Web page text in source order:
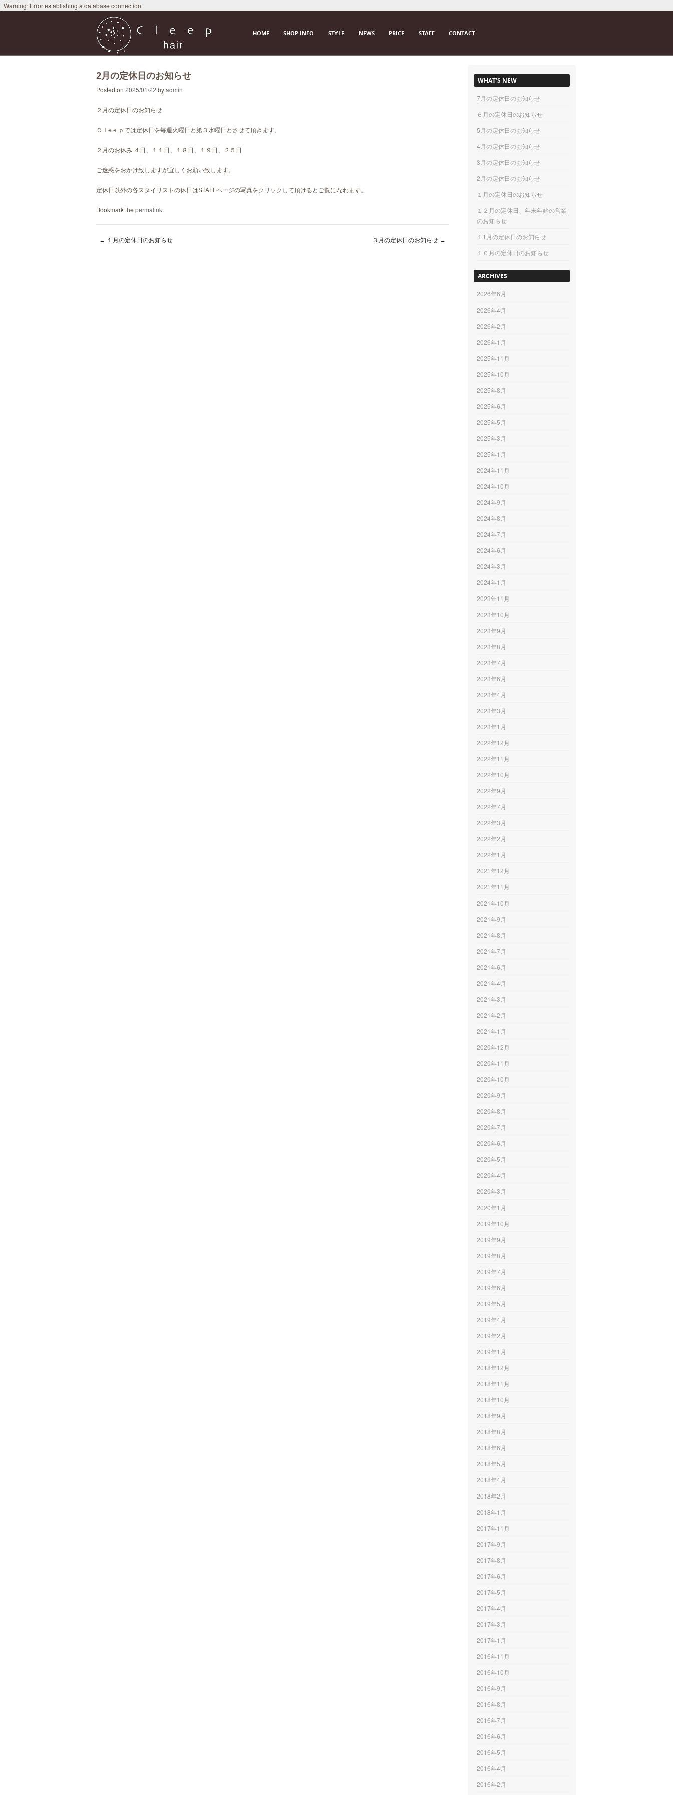
_Warning: Error establishing a database connection
SKIP TO CONTENT
HOME SHOP INFO STYLE NEWS PRICE STAFF CONTACT
2月の定休日のお知らせ
Posted on 2025/01/22 byadmin
２月の定休日のお知らせ
Ｃｌe e ｐでは定休日を毎週火曜日と第３水曜日とさせて頂きます。
２月のお休み ４日、１１日、１８日、１９日、２５日
ご迷惑をおかけ致しますが宜しくお願い致します。
定休日以外の各スタイリストの休日はSTAFFページの写真をクリックして頂けるとご覧になれます。
Bookmark the permalink.
← １月の定休日のお知らせ ３月の定休日のお知らせ →
WHAT’S NEW
7月の定休日のお知らせ
６月の定休日のお知らせ
5月の定休日のお知らせ
4月の定休日のお知らせ
3月の定休日のお知らせ
2月の定休日のお知らせ
１月の定休日のお知らせ
１２月の定休日、年末年始の営業
のお知らせ
１1月の定休日のお知らせ
１０月の定休日のお知らせ
ARCHIVES
2026年6月
2026年4月
2026年2月
2026年1月
2025年11月
2025年10月
2025年8月
2025年6月
2025年5月
2025年3月
2025年1月
2024年11月
2024年10月
2024年9月
2024年8月
2024年7月
2024年6月
2024年3月
2024年1月
2023年11月
2023年10月
2023年9月
2023年8月
2023年7月
2023年6月
2023年4月
2023年3月
2023年1月
2022年12月
2022年11月
2022年10月
2022年9月
2022年7月
2022年3月
2022年2月
2022年1月
2021年12月
2021年11月
2021年10月
2021年9月
2021年8月
2021年7月
2021年6月
2021年4月
2021年3月
2021年2月
2021年1月
2020年12月
2020年11月
2020年10月
2020年9月
2020年8月
2020年7月
2020年6月
2020年5月
2020年4月
2020年3月
2020年1月
2019年10月
2019年9月
2019年8月
2019年7月
2019年6月
2019年5月
2019年4月
2019年2月
2019年1月
2018年12月
2018年11月
2018年10月
2018年9月
2018年8月
2018年6月
2018年5月
2018年4月
2018年2月
2018年1月
2017年11月
2017年9月
2017年8月
2017年6月
2017年5月
2017年4月
2017年3月
2017年1月
2016年11月
2016年10月
2016年9月
2016年8月
2016年7月
2016年6月
2016年5月
2016年4月
2016年2月